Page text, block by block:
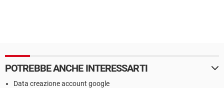
POTREBBE ANCHE INTERESSARTI
Data creazione account google